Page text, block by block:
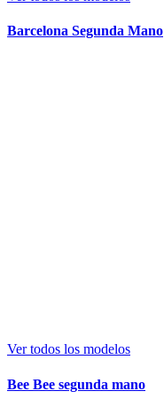
Barcelona Segunda Mano
Ver todos los modelos
Bee Bee segunda mano